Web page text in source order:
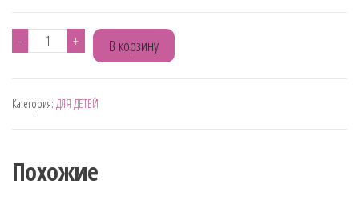
-
Количество
"КОСМОНАВТ"
+ В корзину
Категория: ДЛЯ ДЕТЕЙ
Похожие